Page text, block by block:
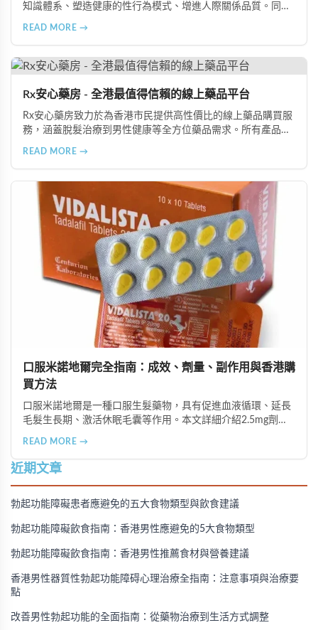
知識體系、塑造健康的性行為模式、增進人際關係品質。同時
READ MORE →
Rx安心藥房 - 全港最值得信賴的線上藥品平台
Rx安心藥房致力於為香港市民提供高性價比的線上藥品購買服
務，涵蓋脫髮治療到男性健康等全方位藥品需求。所有產品均
READ MORE →
口服米諾地爾完全指南：成效、劑量、副作用與香港購
買方法
口服米諾地爾是一種口服生髮藥物，具有促進血液循環、延長
毛髮生長期、激活休眠毛囊等作用。本文詳細介紹2.5mg劑量
購買方法，並提供真實用戶經驗分享。
READ MORE →
近期文章
勃起功能障礙患者應避免的五大食物類型與飲食建議
勃起功能障礙飲食指南：香港男性應避免的5大食物類型
勃起功能障礙飲食指南：香港男性推薦食材與營養建議
香港男性器質性勃起功能障碍心理治療全指南：注意事項與治療要
點
改善男性勃起功能的全面指南：從藥物治療到生活方式調整